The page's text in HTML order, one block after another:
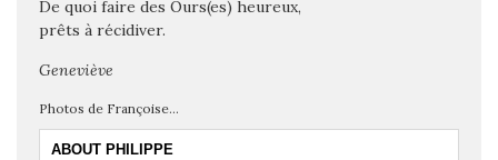
De quoi faire des Ours(es) heureux,
prêts à récidiver.
Geneviève
Photos de Françoise…
ABOUT PHILIPPE